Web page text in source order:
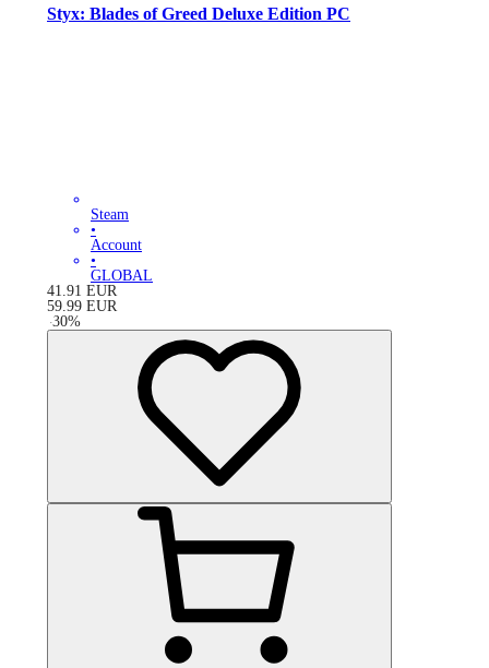
Styx: Blades of Greed Deluxe Edition PC
Steam
•
Account
•
GLOBAL
41.91 EUR
59.99 EUR
-30%